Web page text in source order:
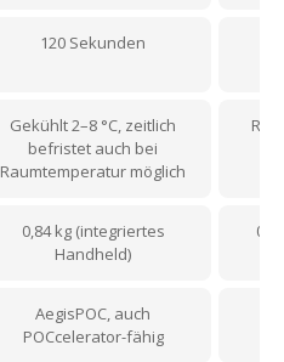
120 Sekunden
Gekühlt 2–8 °C, zeitlich
befristet auch bei
Raumtemperatur möglich
0,84 kg (integriertes
Handheld)
AegisPOC, auch
POCcelerator-fähig